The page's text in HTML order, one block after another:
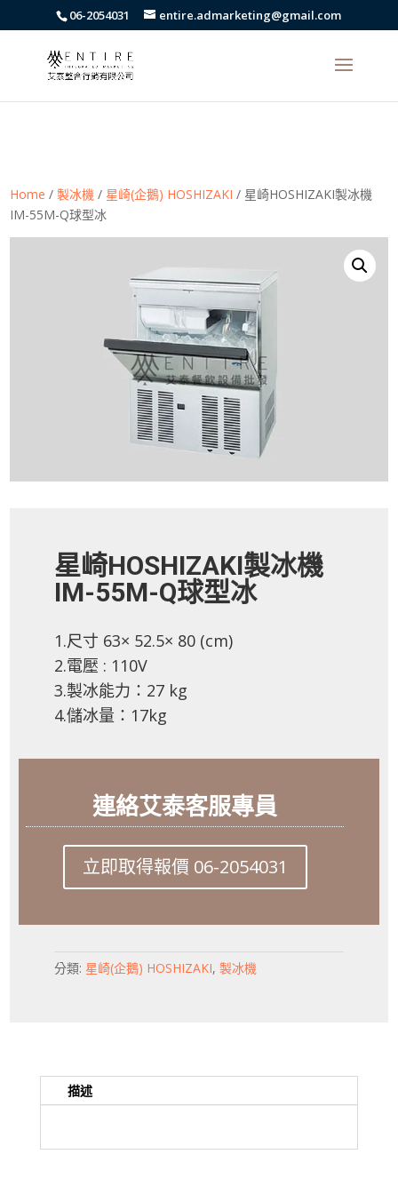
body{font-family: arial,"Microsoft JhengHei","微軟正黑體",sans-serif
!important;}
06-2054031 entire.admarketing@gmail.com
Home /製冰機 / 星崎(企鵝) HOSHIZAKI / 星崎HOSHIZAKI製冰機
IM-55M-Q球型冰
星崎HOSHIZAKI製冰機
IM-55M-Q球型冰
1.尺寸 63× 52.5× 80 (cm)
2.電壓 : 110V
3.製冰能力：27 kg
4.儲冰量：17kg
連絡艾泰客服專員
立即取得報價 06-2054031
分類: 星崎(企鵝) HOSHIZAKI,製冰機
描述